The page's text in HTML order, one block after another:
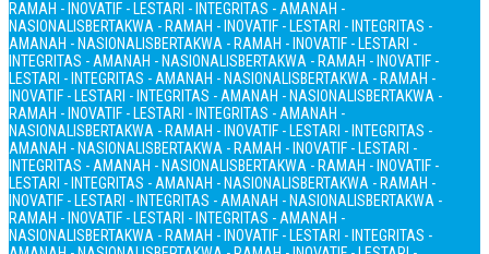
RAMAH - INOVATIF - LESTARI - INTEGRITAS - AMANAH -
NASIONALISBERTAKWA - RAMAH - INOVATIF - LESTARI - INTEGRITAS -
AMANAH - NASIONALISBERTAKWA - RAMAH - INOVATIF - LESTARI -
INTEGRITAS - AMANAH - NASIONALISBERTAKWA - RAMAH - INOVATIF -
LESTARI - INTEGRITAS - AMANAH - NASIONALISBERTAKWA - RAMAH -
INOVATIF - LESTARI - INTEGRITAS - AMANAH - NASIONALISBERTAKWA -
RAMAH - INOVATIF - LESTARI - INTEGRITAS - AMANAH -
NASIONALISBERTAKWA - RAMAH - INOVATIF - LESTARI - INTEGRITAS -
AMANAH - NASIONALISBERTAKWA - RAMAH - INOVATIF - LESTARI -
INTEGRITAS - AMANAH - NASIONALISBERTAKWA - RAMAH - INOVATIF -
LESTARI - INTEGRITAS - AMANAH - NASIONALISBERTAKWA - RAMAH -
INOVATIF - LESTARI - INTEGRITAS - AMANAH - NASIONALISBERTAKWA -
RAMAH - INOVATIF - LESTARI - INTEGRITAS - AMANAH -
NASIONALISBERTAKWA - RAMAH - INOVATIF - LESTARI - INTEGRITAS -